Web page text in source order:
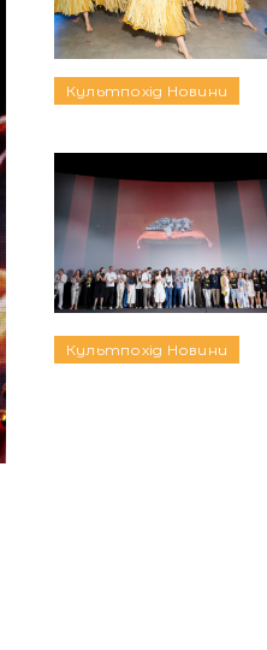
Культпохід Новини
Культпохід Новини